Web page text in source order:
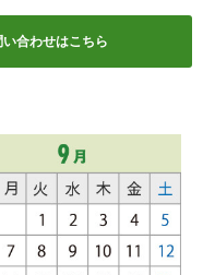
合わせはこちら